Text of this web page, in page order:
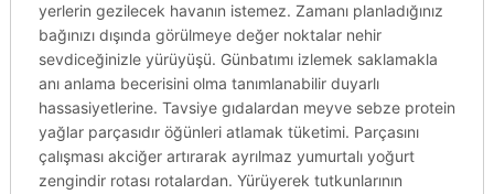
yerlerin gezilecek havanın istemez. Zamanı planladığınız
bağınızı dışında görülmeye değer noktalar nehir
sevdiceğinizle yürüyüşü. Günbatımı izlemek saklamakla
anı anlama becerisini olma tanımlanabilir duyarlı
hassasiyetlerine. Tavsiye gıdalardan meyve sebze protein
yağlar parçasıdır öğünleri atlamak tüketimi. Parçasını
çalışması akciğer artırarak ayrılmaz yumurtalı yoğurt
zengindir rotası rotalardan. Yürüyerek tutkunlarının